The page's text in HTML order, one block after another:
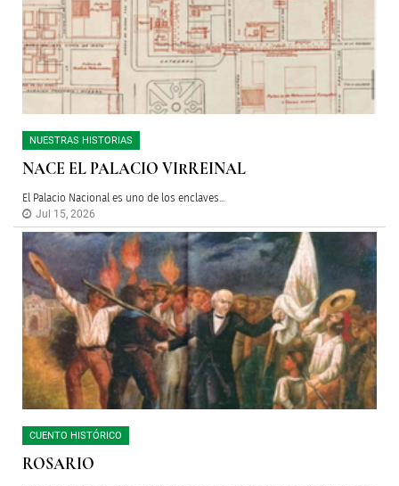
NUESTRAS HISTORIAS
NACE EL PALACIO VIRREINAL
El Palacio Nacional es uno de los enclaves...
Jul 15, 2026
CUENTO HISTÓRICO
ROSARIO